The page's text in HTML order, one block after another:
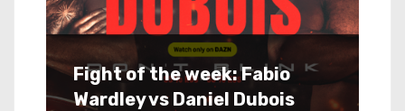
Fight of the week: Fabio
Wardley vs Daniel Dubois